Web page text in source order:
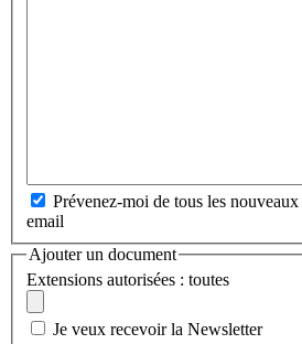
Prévenez-moi de tous les
email
Ajouter un document
Extensions autorisées : toutes
Je veux recevoir la Newsletter